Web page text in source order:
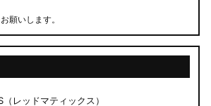
願いします。
レッドマティックス）